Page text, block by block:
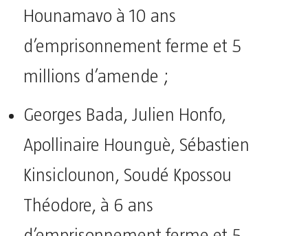
Hounamavo à 10 ans
d’emprisonnement ferme et 5
millions d’amende ;
Georges Bada, Julien Honfo,
Apollinaire Hounguè, Sébastien
Kinsiclounon, Soudé Kpossou
Théodore, à 6 ans